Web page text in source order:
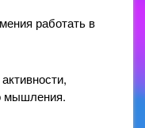
работать в
мышления.